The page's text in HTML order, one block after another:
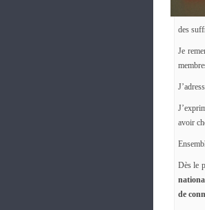
des
Je
avoir
Dès le
de